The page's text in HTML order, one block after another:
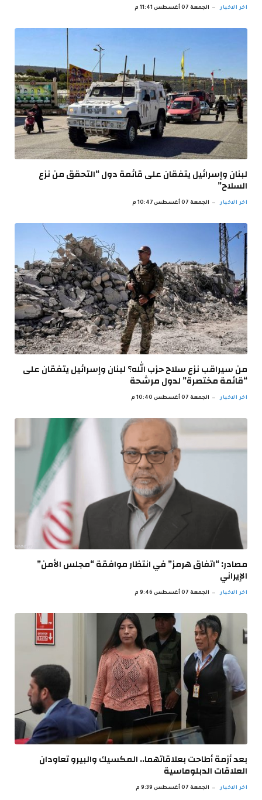
اخر الاخبار الجمعة 07 أغسطس 11:41 م
لبنان وإسرائيل يتفقان على قائمة دول “التحقق من نزع
السلاح”
اخر الاخبار الجمعة 07 أغسطس 10:47 م
من سيراقب نزع سلاح حزب الله؟ لبنان وإسرائيل يتفقان على
“قائمة مختصرة” لدول مرشحة
اخر الاخبار الجمعة 07 أغسطس 10:40 م
مصادر: “اتفاق هرمز” في انتظار موافقة “مجلس الأمن”
الإيراني
اخر الاخبار الجمعة 07 أغسطس 9:46 م
بعد أزمة أطاحت بعلاقاتهما.. المكسيك والبيرو تعاودان
العلاقات الدبلوماسية
اخر الاخبار الجمعة 07 أغسطس 9:39 م